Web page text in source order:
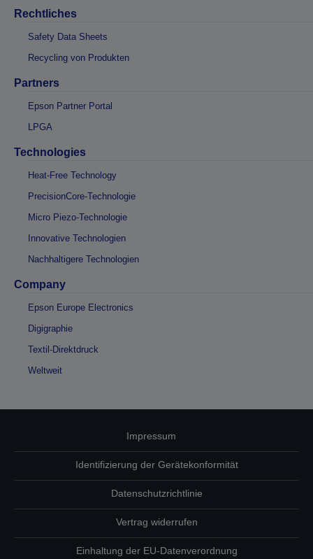
Rechtliches
Safety Data Sheets
Recycling von Produkten
Partners
Epson Partner Portal
LPGA
Technologies
Heat-Free Technology
PrecisionCore-Technologie
Micro Piezo-Technologie
Innovative Technologien
Nachhaltigere Technologien
Company
Epson Europe Electronics
Digigraphie
Textil-Direktdruck
Weltweit
Impressum
Identifizierung der Gerätekonformität
Datenschutzrichtlinie
Vertrag widerrufen
Einhaltung der EU-Datenverordnung